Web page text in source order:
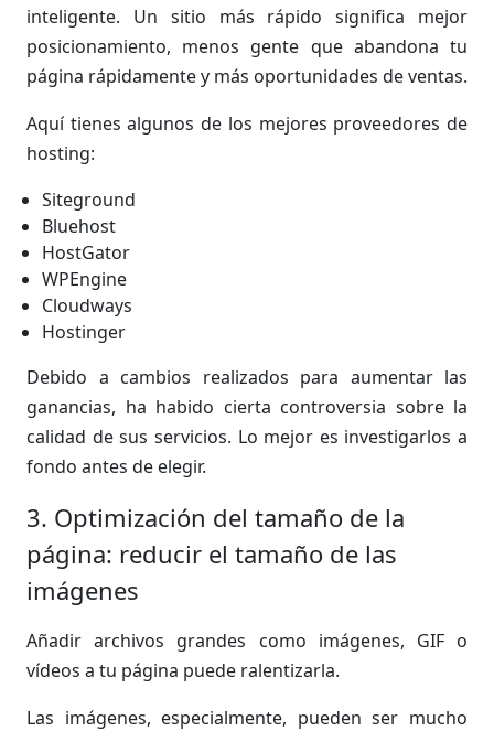
inteligente. Un sitio más rápido significa mejor
posicionamiento, menos gente que abandona tu
página rápidamente y más oportunidades de ventas.
Aquí tienes algunos de los mejores proveedores de
hosting:
Siteground
Bluehost
HostGator
WPEngine
Cloudways
Hostinger
Debido a cambios realizados para aumentar las
ganancias, ha habido cierta controversia sobre la
calidad de sus servicios. Lo mejor es investigarlos a
fondo antes de elegir.
3. Optimización del tamaño de la
página: reducir el tamaño de las
imágenes
Añadir archivos grandes como imágenes, GIF o
vídeos a tu página puede ralentizarla.
Las imágenes, especialmente, pueden ser mucho